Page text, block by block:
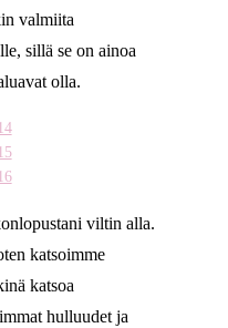
valmiita
sillä se on ainoa
olla.
viltin alla.
katsoimme
katsoa
hulluudet ja